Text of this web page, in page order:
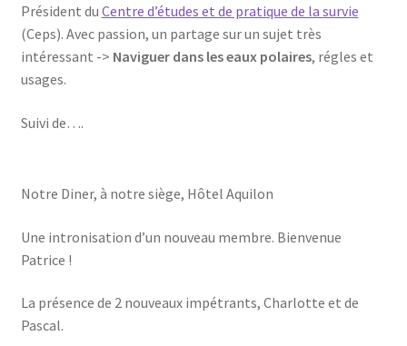
Président du Centre d’études et de pratique de la survie
(Ceps). Avec passion, un partage sur un sujet très
intéressant -> Naviguer dans les eaux polaires, régles et
usages.
Suivi de….
Notre Diner, à notre siège, Hôtel Aquilon
Une intronisation d’un nouveau membre. Bienvenue
Patrice !
La présence de 2 nouveaux impétrants, Charlotte et de
Pascal.